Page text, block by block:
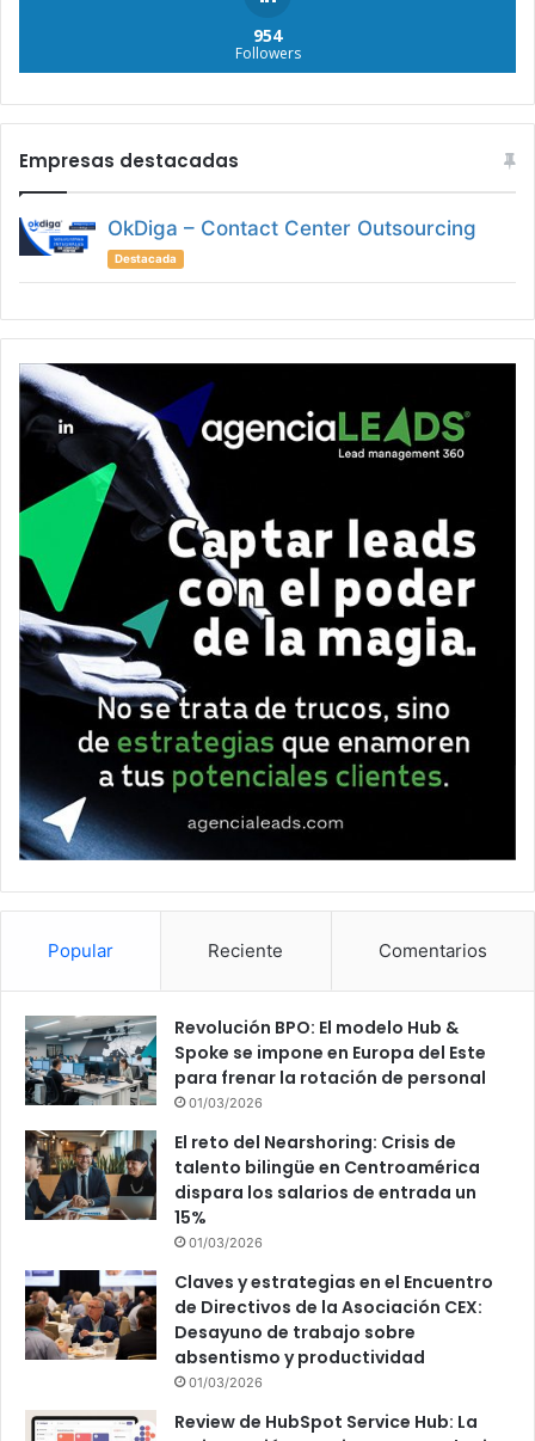
954
Followers
Empresas destacadas
OkDiga – Contact Center Outsourcing
Destacada
Popular Reciente Comentarios
Revolución BPO: El modelo Hub &
Spoke se impone en Europa del Este
para frenar la rotación de personal
01/03/2026
El reto del Nearshoring: Crisis de
talento bilingüe en Centroamérica
dispara los salarios de entrada un
15%
01/03/2026
Claves y estrategias en el Encuentro
de Directivos de la Asociación CEX:
Desayuno de trabajo sobre
absentismo y productividad
01/03/2026
Review de HubSpot Service Hub: La